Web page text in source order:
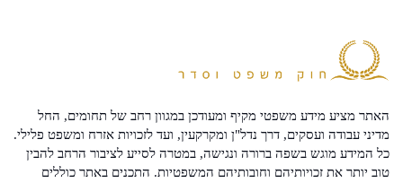
האתר מציע מידע משפטי מקיף ומעודכן במגוון רחב של תחומים, החל
מדיני עבודה ועסקים, דרך נדל"ן ומקרקעין, ועד לזכויות אזרח ומשפט פלילי.
כל המידע מוגש בשפה ברורה ונגישה, במטרה לסייע לציבור הרחב להבין
טוב יותר את זכויותיהם וחובותיהם המשפטיות. התכנים באתר כוללים